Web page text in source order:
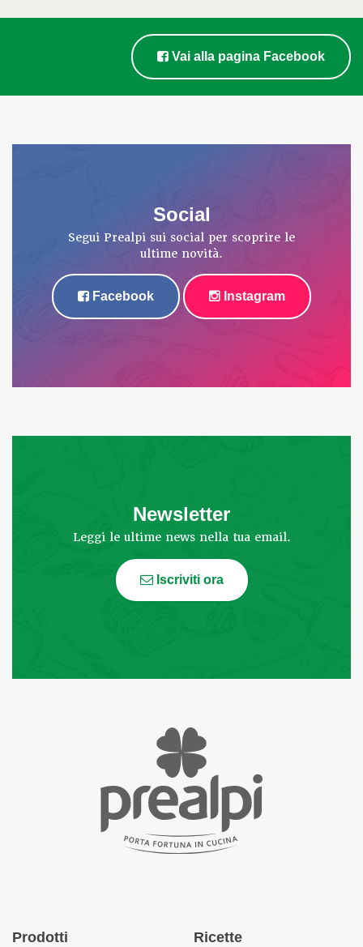
Vai alla pagina Facebook
Social
Segui Prealpi sui social per scoprire le
ultime novità.
Facebook Instagram
Newsletter
Leggi le ultime news nella tua email.
Iscriviti ora
Prodotti Ricette